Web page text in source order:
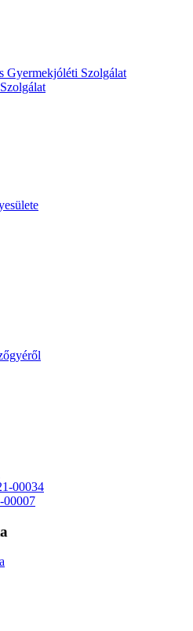
Gyermekjóléti Szolgálat
00034
00007